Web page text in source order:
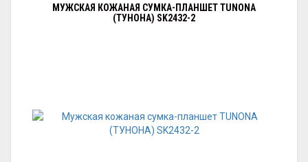
МУЖСКАЯ КОЖАНАЯ СУМКА-ПЛАНШЕТ TUNONA
(ТУНОНА) SK2432-2